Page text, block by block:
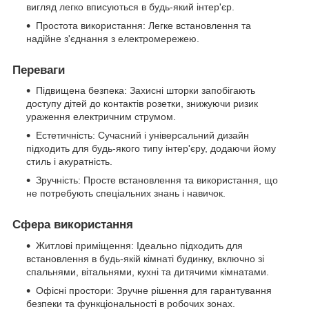
вигляд легко вписуються в будь-який інтер'єр.
Простота використання: Легке встановлення та
надійне з'єднання з електромережею.
Переваги
Підвищена безпека: Захисні шторки запобігають
доступу дітей до контактів розетки, знижуючи ризик
ураження електричним струмом.
Естетичність: Сучасний і універсальний дизайн
підходить для будь-якого типу інтер'єру, додаючи йому
стиль і акуратність.
Зручність: Просте встановлення та використання, що
не потребують спеціальних знань і навичок.
Сфера використання
Житлові приміщення: Ідеально підходить для
встановлення в будь-якій кімнаті будинку, включно зі
спальнями, вітальнями, кухні та дитячими кімнатами.
Офісні простори: Зручне рішення для гарантування
безпеки та функціональності в робочих зонах.